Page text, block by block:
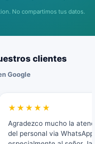
No compartimos tus datos.
clientes
Google
★★★★★
Agradezco mucho la
del personal via